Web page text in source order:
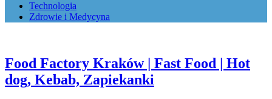
Technologia
Zdrowie i Medycyna
Food Factory Kraków | Fast Food | Hot
dog, Kebab, Zapiekanki